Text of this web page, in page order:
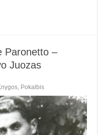
Paronetto –
Juozas
, Pokalbis